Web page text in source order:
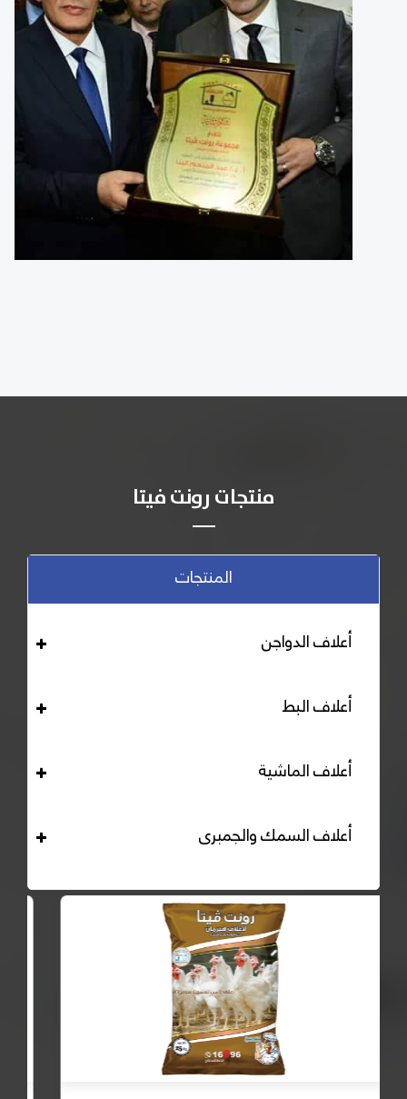
منتجات رونت فيتا
المنتجات
أعلاف الدواجن
أعلاف البط
أعلاف الماشية
أعلاف السمك والجمبرى